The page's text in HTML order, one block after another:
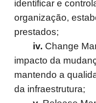
identificar e
organização,
prestados;
iv. Change
impacto da
mantendo a
da infraestrutura;